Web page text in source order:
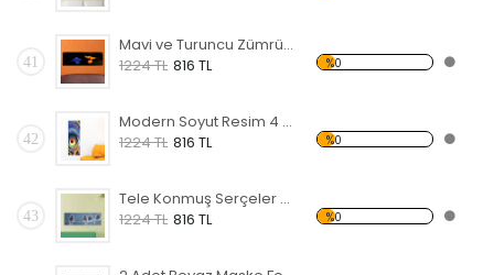
41
Mavi ve Turuncu Zümrüdü Anka Forex Tablo
1224 TL 816 TL %0
42
Modern Soyut Resim 4 Forex Tablo
1224 TL 816 TL %0
43
Tele Konmuş Serçeler Forex Tablo
1224 TL 816 TL %0